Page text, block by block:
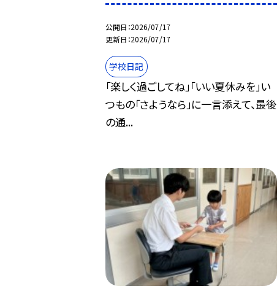
公開日 2026/07/17
更新日 2026/07/17
学校日記
「楽しく過ごしてね」「いい夏休みを」い
つもの「さようなら」に一言添えて、最後
の通...